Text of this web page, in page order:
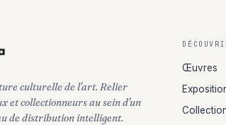
culturelle de l'art. Relier
et collectionneurs au sein d'un
de distribution intelligent.
Œuvres